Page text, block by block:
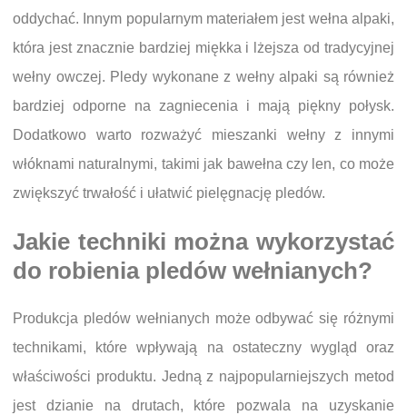
oddychać. Innym popularnym materiałem jest wełna alpaki,
która jest znacznie bardziej miękka i lżejsza od tradycyjnej
wełny owczej. Pledy wykonane z wełny alpaki są również
bardziej odporne na zagniecenia i mają piękny połysk.
Dodatkowo warto rozważyć mieszanki wełny z innymi
włóknami naturalnymi, takimi jak bawełna czy len, co może
zwiększyć trwałość i ułatwić pielęgnację pledów.
Jakie techniki można wykorzystać
do robienia pledów wełnianych?
Produkcja pledów wełnianych może odbywać się różnymi
technikami, które wpływają na ostateczny wygląd oraz
właściwości produktu. Jedną z najpopularniejszych metod
jest dzianie na drutach, które pozwala na uzyskanie